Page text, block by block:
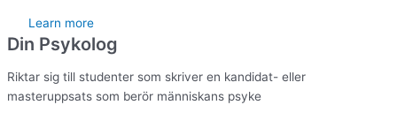
Learn more
Din Psykolog
Riktar sig till studenter som skriver en kandidat- eller
masteruppsats som berör människans psyke